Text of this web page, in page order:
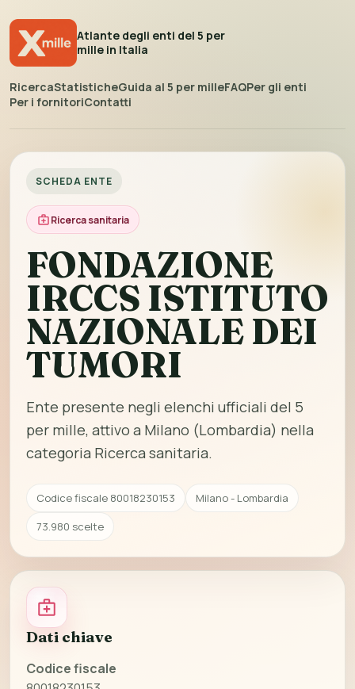
Atlante degli enti del 5 per
mille in Italia
RicercaStatisticheGuida al 5 per milleFAQPer gli enti
Per i fornitoriContatti
SCHEDA ENTE
Ricerca sanitaria
FONDAZIONE
IRCCS ISTITUTO
NAZIONALE DEI
TUMORI
Ente presente negli elenchi ufficiali del 5
per mille, attivo a Milano (Lombardia) nella
categoria Ricerca sanitaria.
Codice fiscale 80018230153
Milano - Lombardia
73.980 scelte
Dati chiave
Codice fiscale